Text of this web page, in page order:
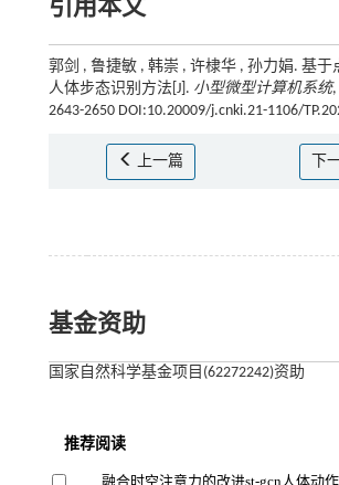
引用本文
郭剑 , 鲁捷敏 , 韩崇 , 许棣华 , 孙力娟. 基于
人体步态识别方法[J]. 小型微型计算机系统,
2643-2650 DOI:10.20009/j.cnki.21-1106/
上一篇 下
基金资助
国家自然科学基金项目(62272242)资助